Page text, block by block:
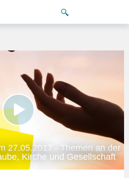
27.05.2017 - Themen an der
Kirche und Gesellschaft